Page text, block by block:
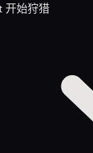
开始狩猎